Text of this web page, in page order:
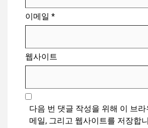
이메일 *
웹사이트
다음 번 댓글 작성을 위해 이 브라
메일, 그리고 웹사이트를 저장합